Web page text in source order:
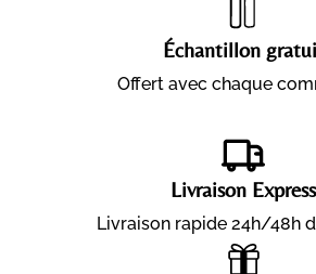
Échantillon
Offert avec chaque
Livraison Express
Livraison rapide 24h/48h